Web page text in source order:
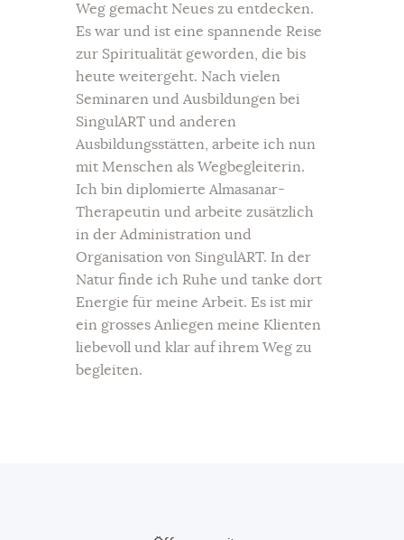
Weg gemacht Neues zu entdecken.
Es war und ist eine spannende Reise
zur Spiritualität geworden, die bis
heute weitergeht. Nach vielen
Seminaren und Ausbildungen bei
SingulART und anderen
Ausbildungsstätten, arbeite ich nun
mit Menschen als Wegbegleiterin.
Ich bin diplomierte Almasanar-
Therapeutin und arbeite zusätzlich
in der Administration und
Organisation von SingulART. In der
Natur finde ich Ruhe und tanke dort
Energie für meine Arbeit. Es ist mir
ein grosses Anliegen meine Klienten
liebevoll und klar auf ihrem Weg zu
begleiten.